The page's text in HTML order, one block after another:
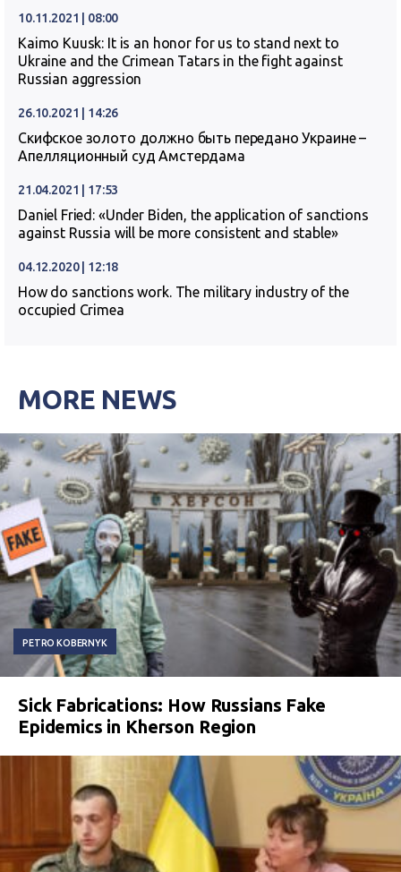
10.11.2021 | 08:00
Kaimo Kuusk: It is an honor for us to stand next to
Ukraine and the Crimean Tatars in the fight against
Russian aggression
26.10.2021 | 14:26
Скифское золото должно быть передано Украине –
Апелляционный суд Амстердама
21.04.2021 | 17:53
Daniel Fried: «Under Biden, the application of sanctions
against Russia will be more consistent and stable»
04.12.2020 | 12:18
How do sanctions work. The military industry of the
occupied Crimea
MORE NEWS
PETRO KOBERNYK
Sick Fabrications: How Russians Fake
Epidemics in Kherson Region